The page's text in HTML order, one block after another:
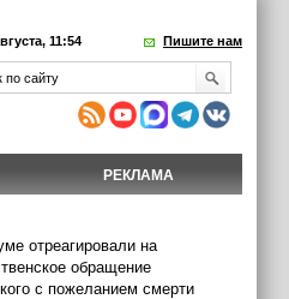
11:54 Пишите нам
РЕКЛАМА
отреагировали на
обращение
с пожеланием смерти